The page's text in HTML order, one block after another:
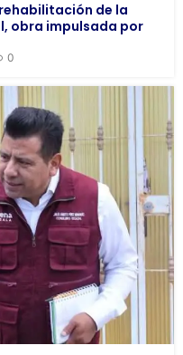
de la
obra impulsada por
0